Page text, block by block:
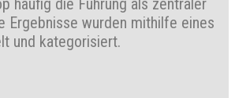
Ergebnisse wurden mithilfe eines
und kategorisiert.